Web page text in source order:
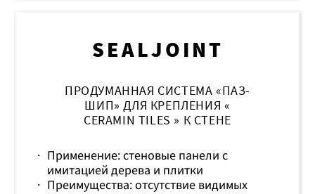
SEALJOINT
ПРОДУМАННАЯ СИСТЕМА «ПАЗ-
ШИП» ДЛЯ КРЕПЛЕНИЯ «
CERAMIN TILES » К СТЕНЕ
· Применение: стеновые панели с
имитацией дерева и плитки
· Преимущества: отсутствие видимых